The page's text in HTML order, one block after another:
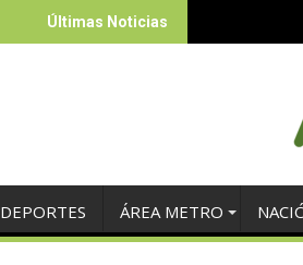
Últimas Noticias
DEPORTES ÁREA METRO